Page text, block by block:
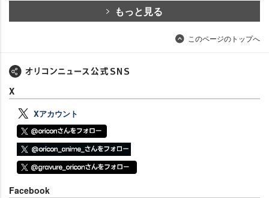
もっと見る
このページのトップへ
X
Xアカウント
Facebook